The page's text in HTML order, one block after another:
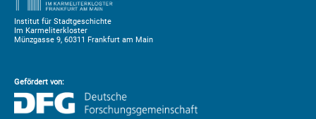
Institut für Stadtgeschichte
Im Karmeliterkloster
Münzgasse 9, 60311 Frankfurt am Main
Gefördert von: